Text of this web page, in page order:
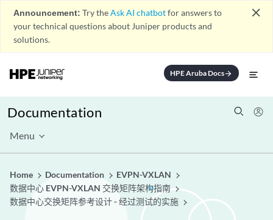
Announcement: Try theAsk AI chatbotfor answers to
your technical questions about Juniper products and
solutions.
close
HPE Aruba Docsarrow_forward
Documentation
Menu
Home Documentation
EVPN-VXLAN
数据中心 EVPN-VXLAN 交换矩阵架构指南
数据中心交换矩阵参考设计 - 经过测试的实施